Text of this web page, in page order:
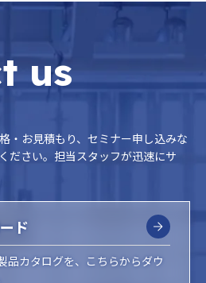
us
・お見積もり、セミナー申し込みな
ださい。担当スタッフが迅速にサ
ド
品カタログを、こちらからダウ